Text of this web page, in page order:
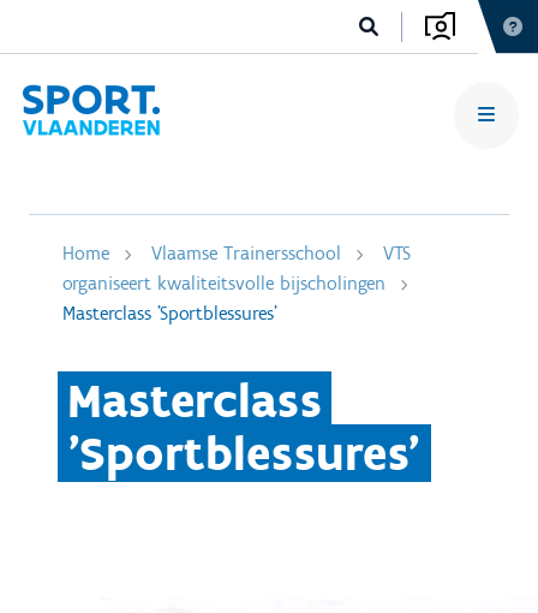
Home Vlaamse Trainersschool
VTS
organiseert kwaliteitsvolle bijscholingen
Masterclass 'Sportblessures'
Masterclass
'Sportblessures'